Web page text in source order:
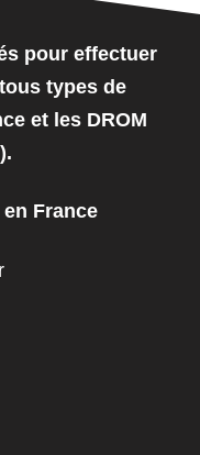
pour effectuer
types de
et les DROM
France